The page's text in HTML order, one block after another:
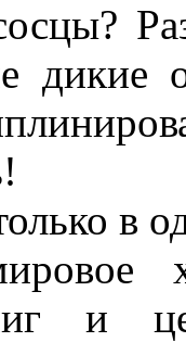
дикие
в
и